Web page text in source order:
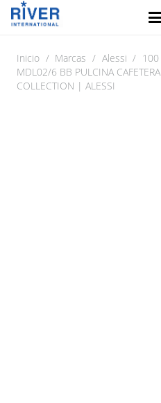
Inicio / Marcas / Alessi /
MDL02/6 BB PULCINA
COLLECTION | ALESSI